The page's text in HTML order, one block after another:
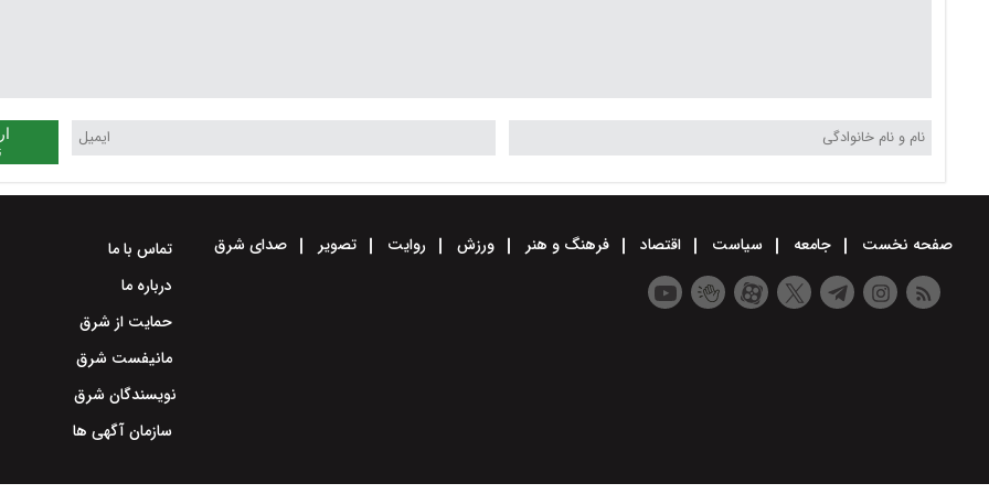
صفحه نخست جامعه سیاست اقتصاد فرهنگ و هنر ورزش روایت تصویر صدای شرق
تماس با ما
درباره ما
حمایت از شرق
مانیفست شرق
نویسندگان شرق
سازمان آگهی ها